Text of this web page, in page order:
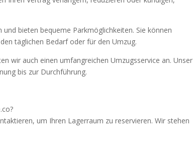
bieten bequeme Parkmöglichkeiten. Sie können
täglichen Bedarf oder für den Umzug.
wir auch einen umfangreichen Umzugsservice an. Unser
bis zur Durchführung.
um Ihren Lagerraum zu reservieren. Wir stehen